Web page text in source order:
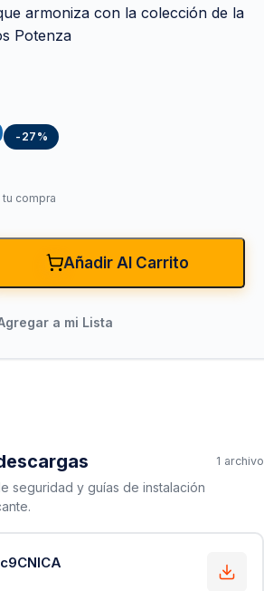
armoniza con la colección de la
Potenza
-27%
compra
Añadir Al Carrito
a mi Lista
1 archivo
seguridad y guías de instalación